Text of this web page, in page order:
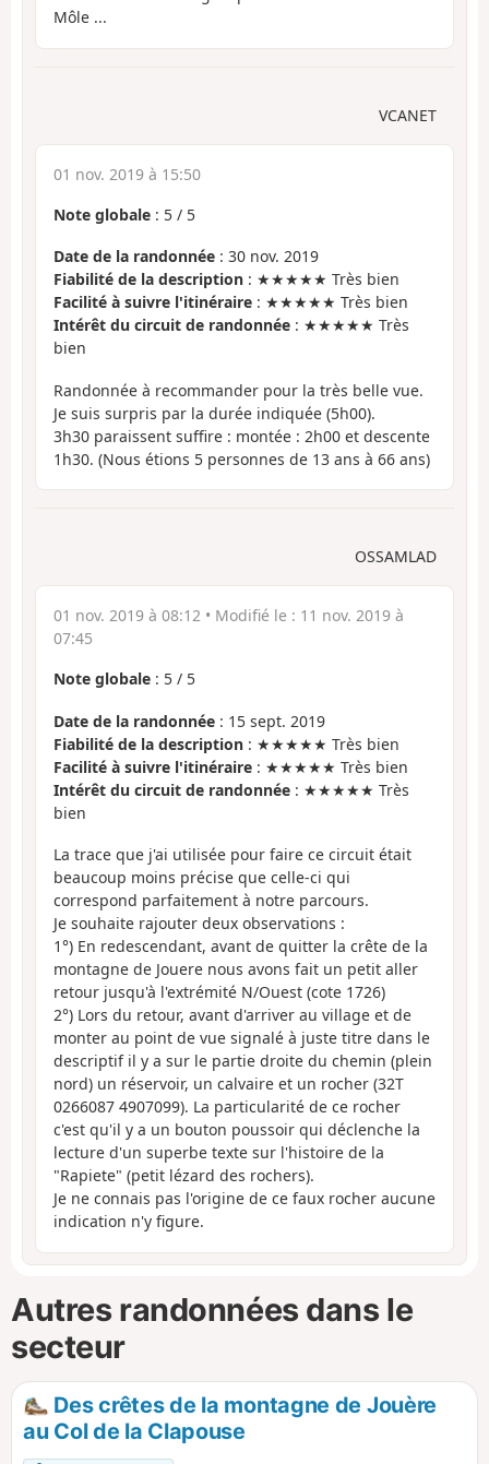
Môle ...
VCANET
01 nov. 2019 à 15:50
Note globale : 5 / 5
Date de la randonnée : 30 nov. 2019
Fiabilité de la description : ★★★★★ Très bien
Facilité à suivre l'itinéraire : ★★★★★ Très bien
Intérêt du circuit de randonnée : ★★★★★ Très
bien
Randonnée à recommander pour la très belle vue.
Je suis surpris par la durée indiquée (5h00).
3h30 paraissent suffire : montée : 2h00 et descente
1h30. (Nous étions 5 personnes de 13 ans à 66 ans)
OSSAMLAD
01 nov. 2019 à 08:12 • Modifié le : 11 nov. 2019 à
07:45
Note globale : 5 / 5
Date de la randonnée : 15 sept. 2019
Fiabilité de la description : ★★★★★ Très bien
Facilité à suivre l'itinéraire : ★★★★★ Très bien
Intérêt du circuit de randonnée : ★★★★★ Très
bien
La trace que j'ai utilisée pour faire ce circuit était
beaucoup moins précise que celle-ci qui
correspond parfaitement à notre parcours.
Je souhaite rajouter deux observations :
1°) En redescendant, avant de quitter la crête de la
montagne de Jouere nous avons fait un petit aller
retour jusqu'à l'extrémité N/Ouest (cote 1726)
2°) Lors du retour, avant d'arriver au village et de
monter au point de vue signalé à juste titre dans le
descriptif il y a sur le partie droite du chemin (plein
nord) un réservoir, un calvaire et un rocher (32T
0266087 4907099). La particularité de ce rocher
c'est qu'il y a un bouton poussoir qui déclenche la
lecture d'un superbe texte sur l'histoire de la
"Rapiete" (petit lézard des rochers).
Je ne connais pas l'origine de ce faux rocher aucune
indication n'y figure.
Autres randonnées dans le
secteur
Des crêtes de la montagne de Jouère
au Col de la Clapouse